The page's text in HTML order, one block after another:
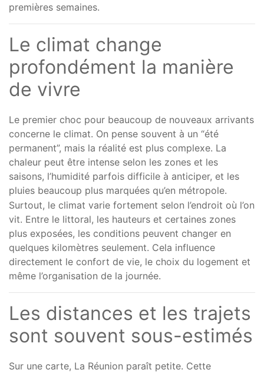
premières semaines.
Le climat change
profondément la manière
de vivre
Le premier choc pour beaucoup de nouveaux arrivants
concerne le climat. On pense souvent à un “été
permanent”, mais la réalité est plus complexe. La
chaleur peut être intense selon les zones et les
saisons, l’humidité parfois difficile à anticiper, et les
pluies beaucoup plus marquées qu’en métropole.
Surtout, le climat varie fortement selon l’endroit où l’on
vit. Entre le littoral, les hauteurs et certaines zones
plus exposées, les conditions peuvent changer en
quelques kilomètres seulement. Cela influence
directement le confort de vie, le choix du logement et
même l’organisation de la journée.
Les distances et les trajets
sont souvent sous-estimés
Sur une carte, La Réunion paraît petite. Cette